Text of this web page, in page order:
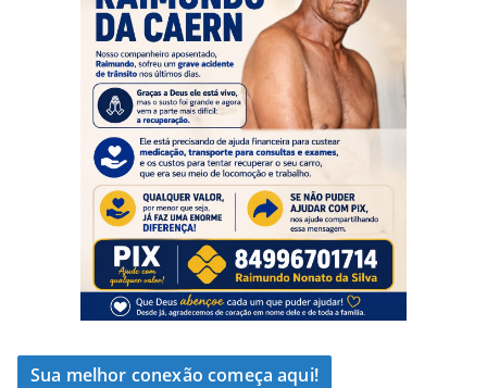
Sua melhor conexão começa aqui!